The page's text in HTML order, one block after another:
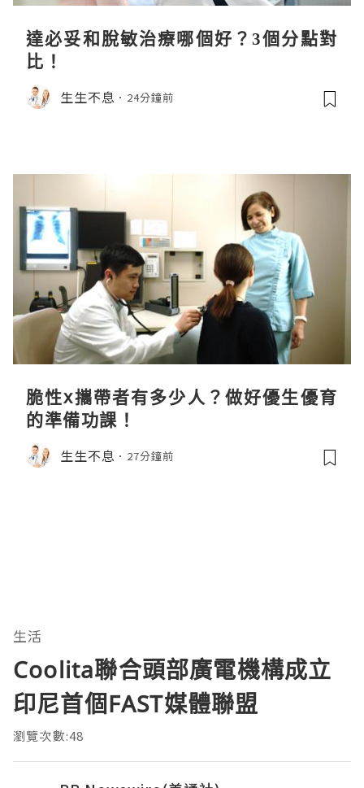
達必妥和脫敏治療哪個好？3個分點對
比！
生生不息 24分鐘前
脆性x攜帶者有多少人？做好優生優育
的準備功課！
生生不息 27分鐘前
生活
Coolita聯合頭部廣電機構成立
印尼首個FAST媒體聯盟
瀏覽次數:48